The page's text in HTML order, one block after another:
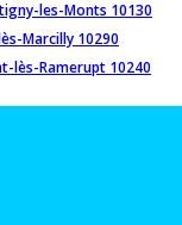
les-Monts 10130
Marcilly 10290
lès-Ramerupt 10240